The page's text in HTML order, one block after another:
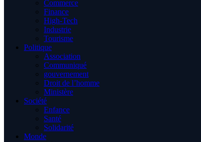
Commerce
Finance
High-Tech
Industrie
Tourisme
Politique
Association
Communiqué
gouvernement
Droit de l’homme
Ministère
Société
Enfance
Santé
Solidarité
Monde